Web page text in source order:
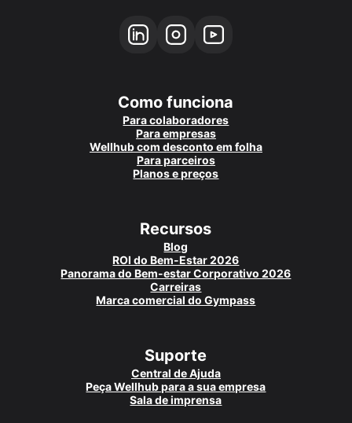
Como funciona
Para colaboradores
Para empresas
Wellhub com desconto em folha
Para parceiros
Planos e preços
Recursos
Blog
ROI do Bem-Estar 2026
Panorama do Bem-estar Corporativo 2026
Carreiras
Marca comercial do Gympass
Suporte
Central de Ajuda
Peça Wellhub para a sua empresa
Sala de imprensa